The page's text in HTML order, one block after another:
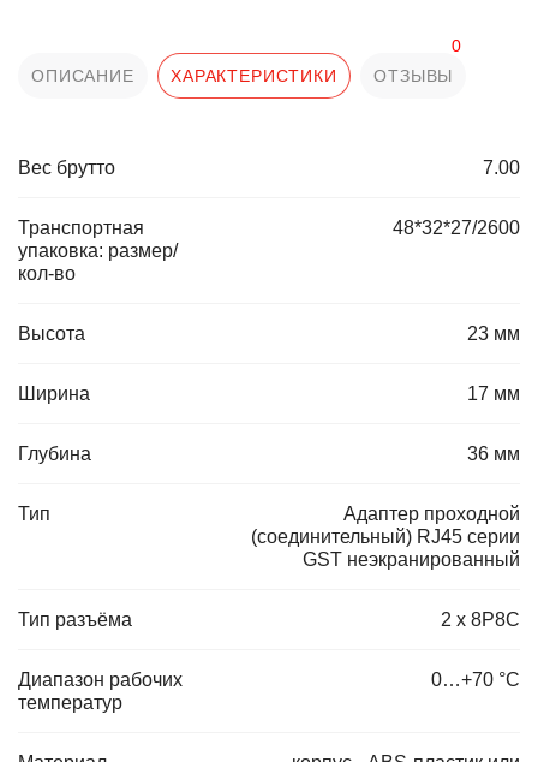
ОПИСАНИЕ ХАРАКТЕРИСТИКИ ОТЗЫВЫ
0
Вес брутто 7.00
Транспортная
упаковка: размер/
кол-во
48*32*27/2600
Высота 23 мм
Ширина 17 мм
Глубина 36 мм
Тип
Адаптер проходной
(соединительный) RJ45 серии
GST неэкранированный
Тип разъёма 2 х 8P8C
Диапазон рабочих
температур
0…+70 °С